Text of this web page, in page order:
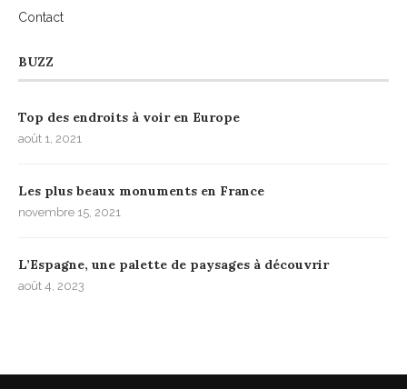
Contact
BUZZ
Top des endroits à voir en Europe
août 1, 2021
Les plus beaux monuments en France
novembre 15, 2021
L’Espagne, une palette de paysages à découvrir
août 4, 2023